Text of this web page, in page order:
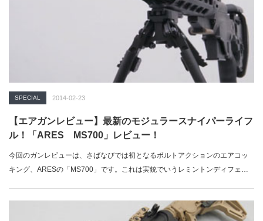
SPECIAL 2014-02-23
【エアガンレビュー】最新のモジュラースナイパーライフ
ル！「ARES MS700」レビュー！
今回のガンレビューは、さばなびでは初となるボルトアクションのエアコッ
キング、ARESの「MS700」です。これは実銃でいうレミントンディフェン